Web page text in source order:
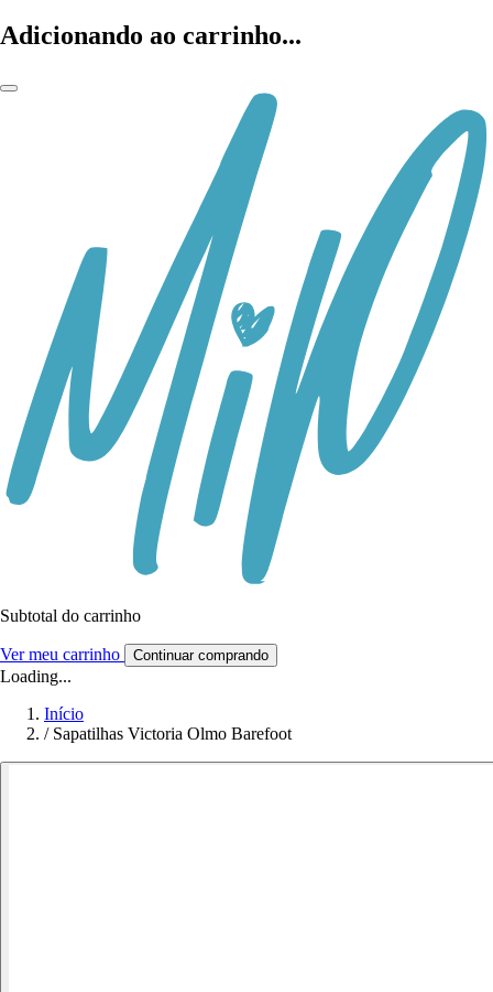
Adicionando ao carrinho...
Subtotal do carrinho
Ver meu carrinho Continuar comprando
Loading...
Início
/ Sapatilhas Victoria Olmo Barefoot